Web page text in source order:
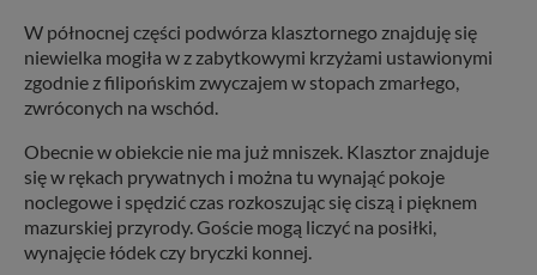
W północnej części podwórza klasztornego znajduję się
niewielka mogiła w z zabytkowymi krzyżami ustawionymi
zgodnie z filipońskim zwyczajem w stopach zmarłego,
zwróconych na wschód.
Obecnie w obiekcie nie ma już mniszek. Klasztor znajduje
się w rękach prywatnych i można tu wynająć pokoje
noclegowe i spędzić czas rozkoszując się ciszą i pięknem
mazurskiej przyrody. Goście mogą liczyć na posiłki,
wynajęcie łódek czy bryczki konnej.